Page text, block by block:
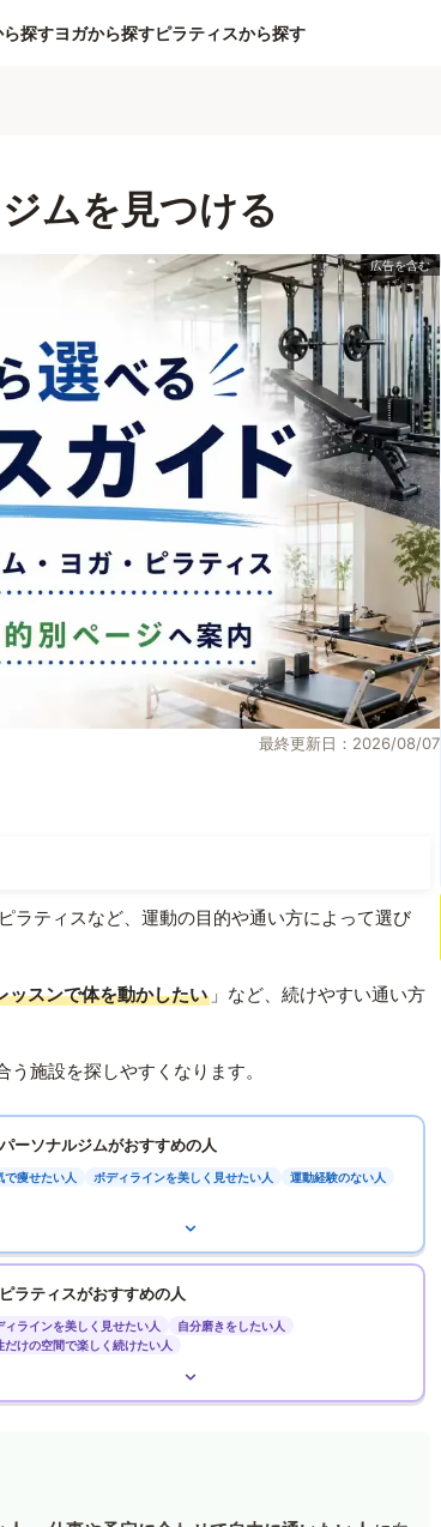
ら探すヨガから探すピラティスから探す
ムを見つける
最終更新日：2026/08/07
ラティスなど、運動の目的や通い方によって選び
ッスンで体を動かしたい 」など、続けやすい通い方
施設を探しやすくなります。
パーソナルジムがおすすめの人
で痩せたい人 ボディラインを美しく見せたい人 運動経験のない人
ピラティスがおすすめの人
ィラインを美しく見せたい人
自分磨きをしたい人
だけの空間で楽しく続けたい人